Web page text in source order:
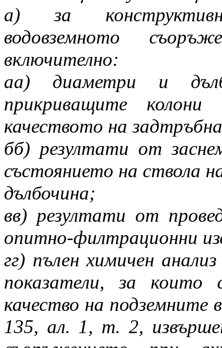
а) за
водовземното
включително:
аа) диаметри и
прикриващите
качеството на
бб) резултати от
състоянието на ствола
дълбочина;
вв) резултати от
опитно-филтрационни
гг) пълен химичен
показатели, за които
качество на подземните
135, ал. 1, т. 2,